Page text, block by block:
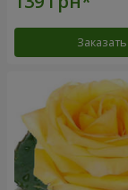
Заказать